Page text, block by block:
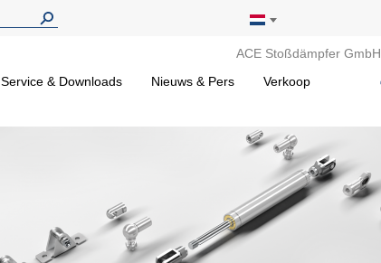
ACE Stoßdämpfer GmbH
Service & Downloads Nieuws & Pers Verkoop